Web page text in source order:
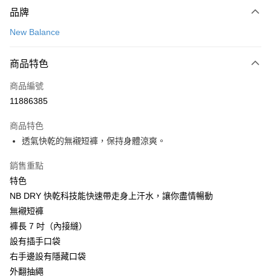
信用卡一次付款
Apple Pay
街口支付
Google Pay
大哥付你分期
相關說明
1.本服務由台灣大哥大提供，台灣大哥大用戶可立即使用無須另外申請。
2.付款方式選擇「大哥付你分期」，訂單成立後會自動跳轉到大哥付的交易
流程，驗證手機門號後，選擇欲分期的期數、繳款截止日，確認付款後即完
成交易。
3.實際核准額度、可分期數及費用金額請依後續交易確認頁面所載為準。
4.訂單成立30分鐘內，如未前往確認交易或遇審核未通過，訂單將自動取
AFTEE先享後付
相關說明
【關於「AFTEE先享後付」】
AFTEE先享後付是「在收到商品之後才付款」的支付方式。 讓您購物簡單
１．簡單：不需註冊會員、不需綁卡、不需儲值。
ATM付款
品牌
New Balance
商品特色
商品編號
11886385
商品特色
透氣快乾的無襯短褲，保持身體涼爽。
銷售重點
特色
NB DRY 快乾科技能快速帶走身上汗水，讓你盡情暢動
無襯短褲
褲長 7 吋（內接縫）
設有插手口袋
右手邊設有隱藏口袋
外翻抽繩